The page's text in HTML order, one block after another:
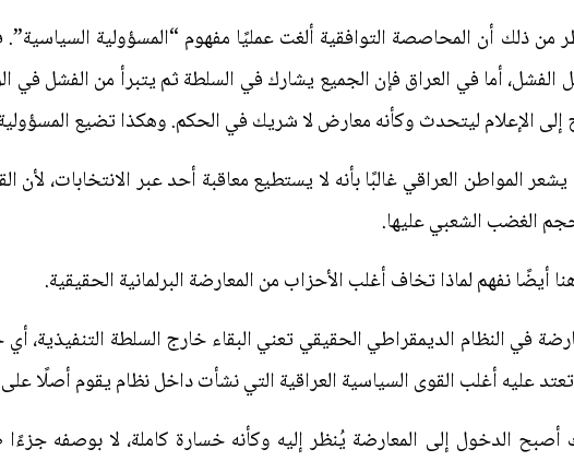
من ذلك أن المحاصصة التوافقية ألغت عمليًا مفهوم “المسؤولية
الفشل، أما في العراق فإن الجميع يشارك في السلطة ثم يتبرأ من الفشل في
الإعلام ليتحدث وكأنه معارض لا شريك في الحكم. وهكذا تضيع
يشعر المواطن العراقي غالبًا بأنه لا يستطيع معاقبة أحد عبر الانتخابات، لأن
الغضب الشعبي عليها.
أيضًا نفهم لماذا تخاف أغلب الأحزاب من المعارضة البرلمانية الحقيقية.
في النظام الديمقراطي الحقيقي تعني البقاء خارج السلطة التنفيذية،
عليه أغلب القوى السياسية العراقية التي نشأت داخل نظام يقوم أصلًا
أصبح الدخول إلى المعارضة يُنظر إليه وكأنه خسارة كاملة، لا بوصفه جزءًا